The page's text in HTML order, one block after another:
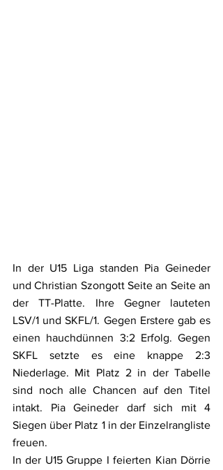
In der U15 Liga standen Pia Geineder
und Christian Szongott Seite an Seite an
der TT-Platte. Ihre Gegner lauteten
LSV/1 und SKFL/1. Gegen Erstere gab es
einen hauchdünnen 3:2 Erfolg. Gegen
SKFL setzte es eine knappe 2:3
Niederlage. Mit Platz 2 in der Tabelle
sind noch alle Chancen auf den Titel
intakt. Pia Geineder darf sich mit 4
Siegen über Platz 1 in der Einzelrangliste
freuen.
In der U15 Gruppe I feierten Kian Dörrie